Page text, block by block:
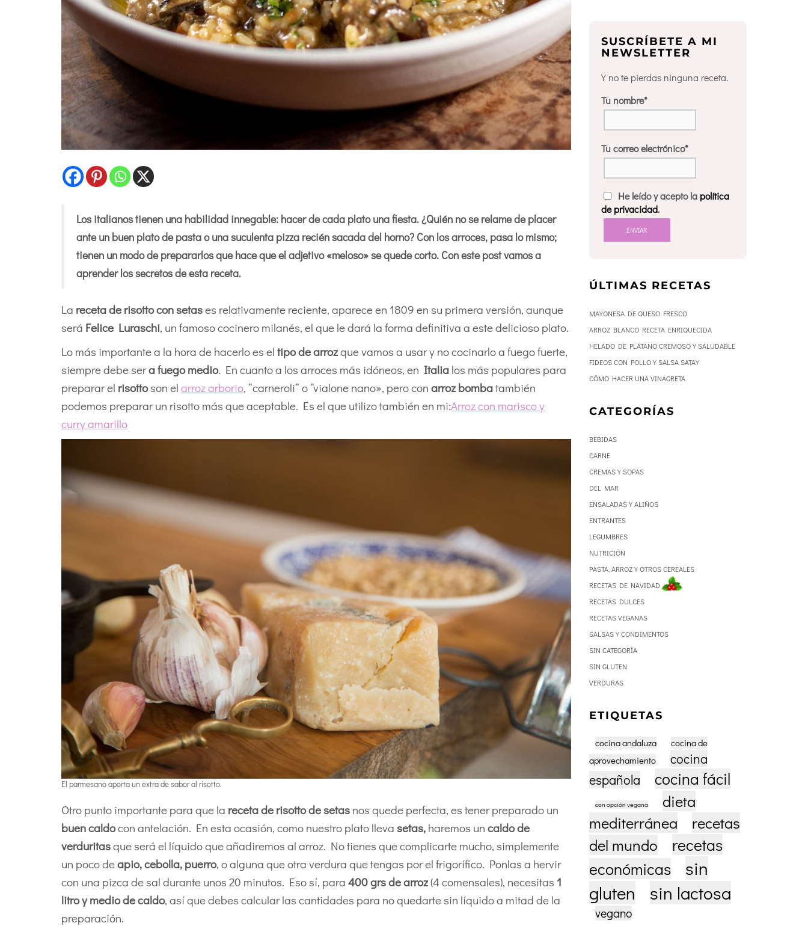
Los italianos tienen una habilidad innegable: hacer de cada plato una fiesta. ¿Quién no se relame de placer
ante un buen plato de pasta o una suculenta pizza recién sacada del horno? Con los arroces, pasa lo mismo;
tienen un modo de prepararlos que hace que el adjetivo «meloso» se quede corto. Con este post vamos a
aprender los secretos de esta receta.
La receta de risotto con setases relativamente reciente, aparece en 1809 en su primera versión, aunque
será Felice Luraschi, un famoso cocinero milanés, el que le dará la forma definitiva a este delicioso plato.
Lo más importante a la hora de hacerlo es el tipo de arrozque vamos a usar y no cocinarlo a fuego fuerte,
siempre debe sera fuego medio. En cuanto a los arroces más idóneos, en Italia los más populares para
preparar el risottoson el arroz arborio, “carneroli” o “vialone nano», pero con arroz bombatambién
podemos preparar un risotto más que aceptable. Es el que utilizo también en mi:Arroz con marisco y
curry amarillo
El parmesano aporta un extra de sabor al risotto.
Otro punto importante para que la receta de risotto de setas nos quede perfecta, es tener preparado un
buen caldocon antelación. En esta ocasión, como nuestro plato lleva setas, haremos un caldo de
verduritasque será el líquido que añadiremos al arroz. No tienes que complicarte mucho, simplemente
un poco deapio, cebolla, puerro, o alguna que otra verdura que tengas por el frigorífico. Ponlas a hervir
con una pizca de sal durante unos 20 minutos. Eso sí, para 400 grs de arroz(4 comensales), necesitas 1
litro y medio de caldo, así que debes calcular las cantidades para no quedarte sin líquido a mitad de la
preparación.
SUSCRÍBETE A MI
NEWSLETTER
Y no te pierdas ninguna receta.
Tu nombre*
Tu correo electrónico*
He leído y acepto la política
de privacidad.
ÚLTIMAS RECETAS
MAYONESA DE QUESO FRESCO
ARROZ BLANCO RECETA ENRIQUECIDA
HELADO DE PLÁTANO CREMOSO Y SALUDABLE
FIDEOS CON POLLO Y SALSA SATAY
CÓMO HACER UNA VINAGRETA
CATEGORÍAS
BEBIDAS
CARNE
CREMAS Y SOPAS
DEL MAR
ENSALADAS Y ALIÑOS
ENTRANTES
LEGUMBRES
NUTRICIÓN
PASTA, ARROZ Y OTROS CEREALES
RECETAS DE NAVIDAD
RECETAS DULCES
RECETAS VEGANAS
SALSAS Y CONDIMENTOS
SIN CATEGORÍA
SIN GLUTEN
VERDURAS
ETIQUETAS
cocina andaluza
cocina de
aprovechamiento
cocina
española
cocina fácil
con opción vegana
dieta
mediterránea
recetas
del mundo
recetas
económicas
sin
gluten
sin lactosa
vegano